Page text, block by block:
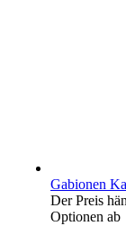
Gabionen
Der Preis
Optionen ab